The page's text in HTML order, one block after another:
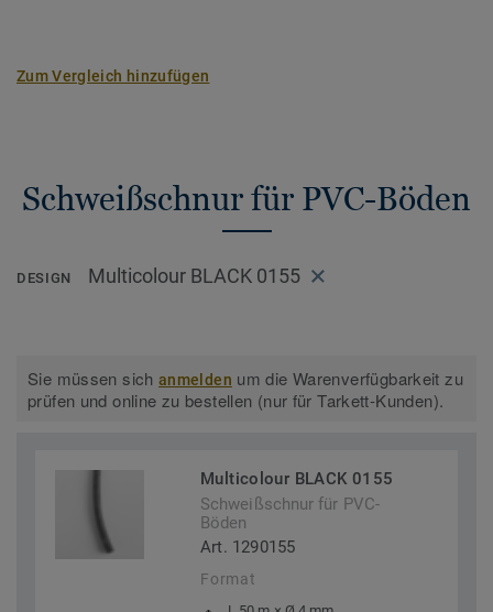
Zum Vergleich hinzufügen
Schweißschnur für PVC-Böden
DESIGN Multicolour BLACK 0155
Sie müssen sichanmelden um die Warenverfügbarkeit zu
prüfen und online zu bestellen (nur für Tarkett-Kunden).
Multicolour BLACK 0155
Schweißschnur für PVC-
Böden
Art. 1290155
Format